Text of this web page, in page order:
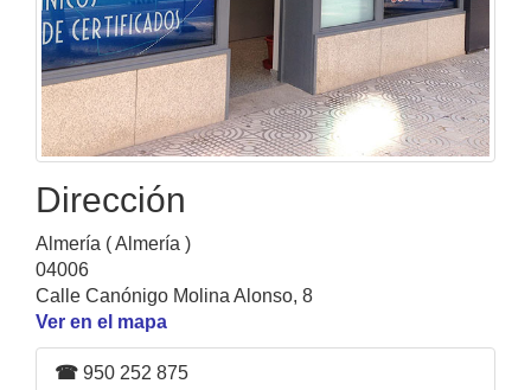
Dirección
Almería ( Almería )
04006
Calle Canónigo Molina Alonso, 8
Ver en el mapa
☎ 950 252 875